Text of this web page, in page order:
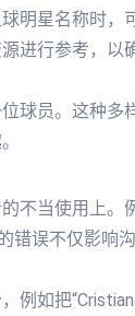
明星名称时，
进行参考，以
球员。这种多
不当使用上。
错误不仅影响
例如把